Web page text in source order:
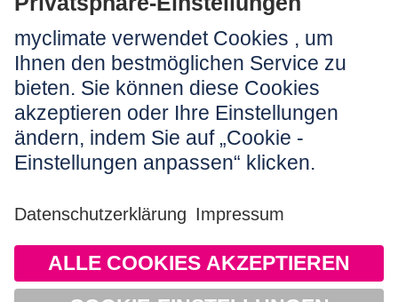
Rechtliches:
Impressum
Nutzungshinweis
AGB
Datenschutz
Barrierefreiheit